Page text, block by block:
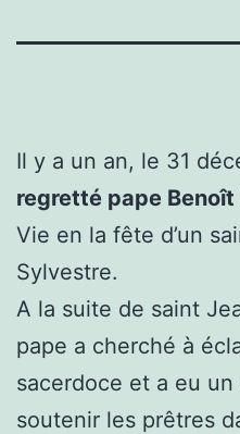
Il y a un an, le 31
regretté pape Benoît
Vie en la fête d’un
Sylvestre.
A la suite de saint
pape a cherché à
sacerdoce et a eu
soutenir les prêtres